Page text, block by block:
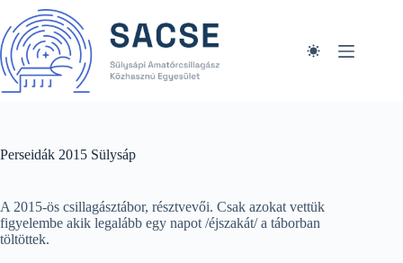
content
Perseidák 2015 Sülysáp
A 2015-ös csillagásztábor, résztvevői. Csak azokat vettük
figyelembe akik legalább egy napot /éjszakát/ a táborban
töltöttek.